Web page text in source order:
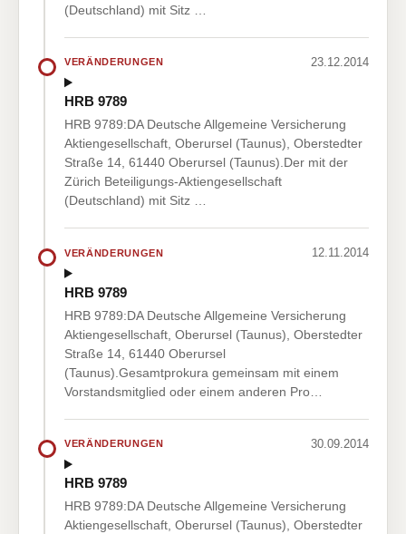
(Deutschland) mit Sitz …
VERÄNDERUNGEN 23.12.2014
HRB 9789
HRB 9789:DA Deutsche Allgemeine Versicherung
Aktiengesellschaft, Oberursel (Taunus), Oberstedter
Straße 14, 61440 Oberursel (Taunus).Der mit der
Zürich Beteiligungs-Aktiengesellschaft
(Deutschland) mit Sitz …
VERÄNDERUNGEN 12.11.2014
HRB 9789
HRB 9789:DA Deutsche Allgemeine Versicherung
Aktiengesellschaft, Oberursel (Taunus), Oberstedter
Straße 14, 61440 Oberursel
(Taunus).Gesamtprokura gemeinsam mit einem
Vorstandsmitglied oder einem anderen Pro…
VERÄNDERUNGEN 30.09.2014
HRB 9789
HRB 9789:DA Deutsche Allgemeine Versicherung
Aktiengesellschaft, Oberursel (Taunus), Oberstedter